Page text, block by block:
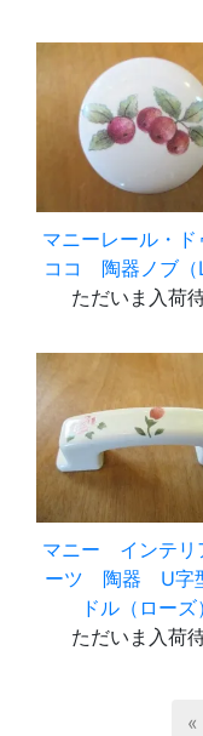
マニーレール・ド
ココ 陶器ノブ
ただいま入荷
マニー インテリ
ーツ 陶器 U字
ドル（ローズ
ただいま入荷